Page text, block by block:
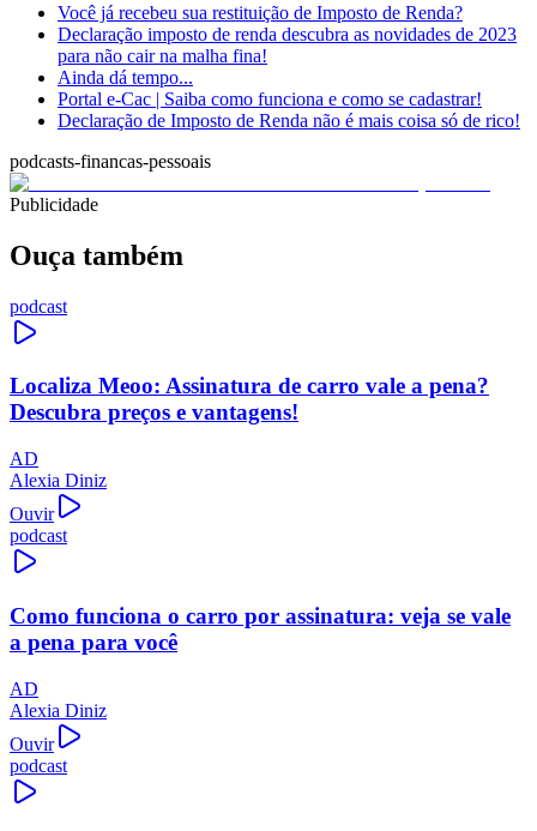
Você já recebeu sua restituição de Imposto de Renda?
Declaração imposto de renda descubra as novidades de 2023
para não cair na malha fina!
Ainda dá tempo...
Portal e-Cac | Saiba como funciona e como se cadastrar!
Declaração de Imposto de Renda não é mais coisa só de rico!
podcasts-financas-pessoais
Publicidade
Ouça também
podcast
Localiza Meoo: Assinatura de carro vale a pena?
Descubra preços e vantagens!
AD
Alexia Diniz
Ouvir
podcast
Como funciona o carro por assinatura: veja se vale
a pena para você
AD
Alexia Diniz
Ouvir
podcast